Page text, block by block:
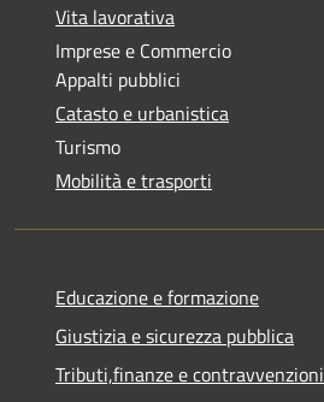
Vita lavorativa
Imprese e Commercio
Appalti pubblici
Catasto e urbanistica
Turismo
Mobilità e trasporti
Educazione e formazione
Giustizia e sicurezza pubblica
Tributi,finanze e contravvenzioni